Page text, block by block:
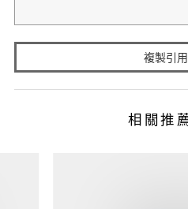
複製引
相關推